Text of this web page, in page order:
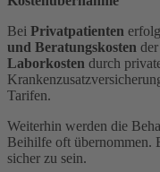
Bei Privatpatienten
und Beratungskosten
Laborkosten durch
Tarifen.
Weiterhin werden die
Beihilfe oft übernommen.
sicher zu sein.